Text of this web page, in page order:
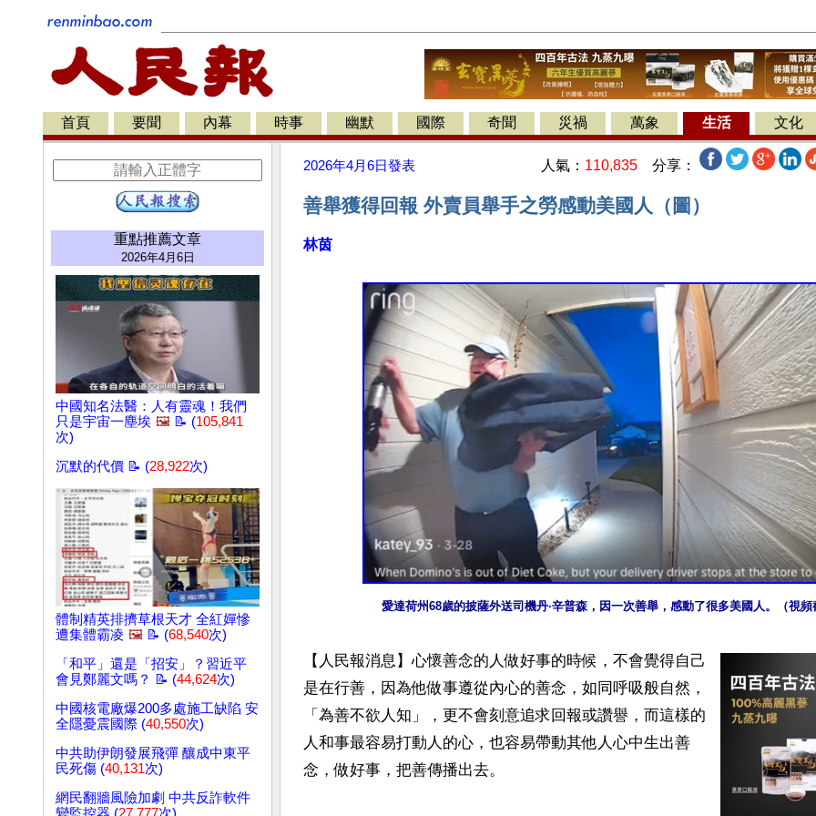
首頁 要聞 內幕 時事 幽默 國際 奇聞 災禍 萬象 生活 文化
重點推薦文章
2026年4月6日
中國知名法醫：人有靈魂！我們
只是宇宙一塵埃 🖼️ 📝 (105,841
次)
沉默的代價 📝 (28,922次)
體制精英排擠草根天才 全紅嬋慘
遭集體霸凌 🖼️ 📝 (68,540次)
「和平」還是「招安」？習近平
會見鄭麗文嗎？ 📝 (44,624次)
中國核電廠爆200多處施工缺陷 安
全隱憂震國際 (40,550次)
中共助伊朗發展飛彈 釀成中東平
民死傷 (40,131次)
網民翻牆風險加劇 中共反詐軟件
2026年4月6日發表 人氣： 110,835 分享：
善舉獲得回報 外賣員舉手之勞感動美國人（圖）
林茵
愛達荷州68歲的披薩外送司機丹·辛普森，因一次善舉，感動了很多美國人。（視頻
【人民報消息】心懷善念的人做好事的時候，不會覺得自己
是在行善，因為他做事遵從內心的善念，如同呼吸般自然，
「為善不欲人知」，更不會刻意追求回報或讚譽，而這樣的
人和事最容易打動人的心，也容易帶動其他人心中生出善
念，做好事，把善傳播出去。